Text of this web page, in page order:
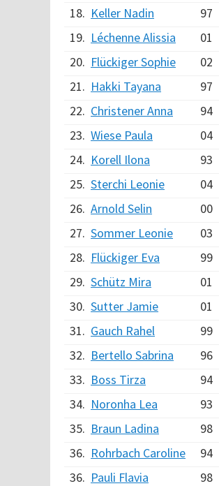
18. Keller Nadin 97
19. Léchenne Alissia 01
20. Flückiger Sophie 02
21. Hakki Tayana 97
22. Christener Anna 94
23. Wiese Paula 04
24. Korell Ilona 93
25. Sterchi Leonie 04
26. Arnold Selin 00
27. Sommer Leonie 03
28. Flückiger Eva 99
29. Schütz Mira 01
30. Sutter Jamie 01
31. Gauch Rahel 99
32. Bertello Sabrina 96
33. Boss Tirza 94
34. Noronha Lea 93
35. Braun Ladina 98
36. Rohrbach Caroline 94
36. Pauli Flavia 98